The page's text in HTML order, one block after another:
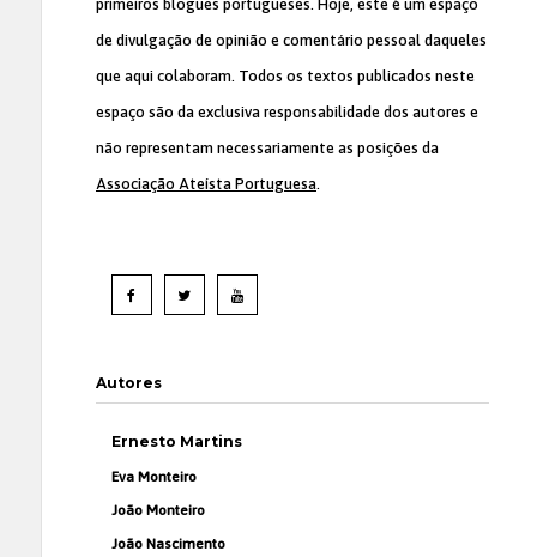
primeiros blogues portugueses. Hoje, este é um espaço
de divulgação de opinião e comentário pessoal daqueles
que aqui colaboram. Todos os textos publicados neste
espaço são da exclusiva responsabilidade dos autores e
não representam necessariamente as posições da
Associação Ateísta Portuguesa.
Autores
Ernesto Martins
Eva Monteiro
João Monteiro
João Nascimento